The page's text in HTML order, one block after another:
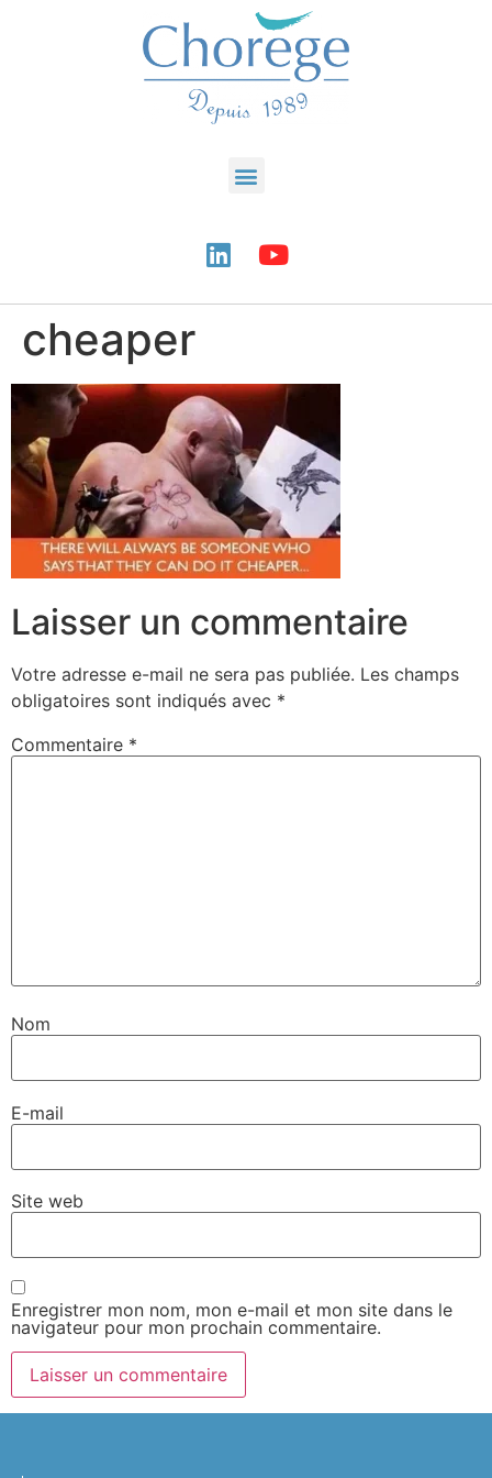
cheaper
Laisser un commentaire
Votre adresse e-mail ne sera pas publiée. Les champs
obligatoires sont indiqués avec *
Commentaire *
Nom
E-mail
Site web
Enregistrer mon nom, mon e-mail et mon site dans le
navigateur pour mon prochain commentaire.